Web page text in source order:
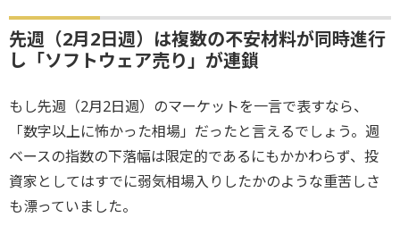
先週（2月2日週）は複数の不安材料が同時進行
し「ソフトウェア売り」が連鎖
もし先週（2月2日週）のマーケットを一言で表すなら、
「数字以上に怖かった相場」だったと言えるでしょう。週
ベースの指数の下落幅は限定的であるにもかかわらず、投
資家としてはすでに弱気相場入りしたかのような重苦しさ
も漂っていました。